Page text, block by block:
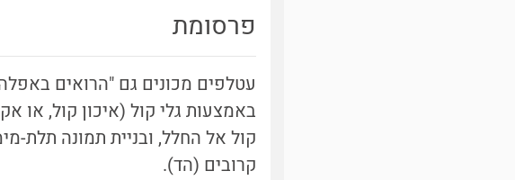
פרסומת
עטלפים מכונים גם "הרואים
באמצעות גלי קול (איכון קול, או
קול אל החלל, ובניית תמונה תלת-
קרובים (הד).